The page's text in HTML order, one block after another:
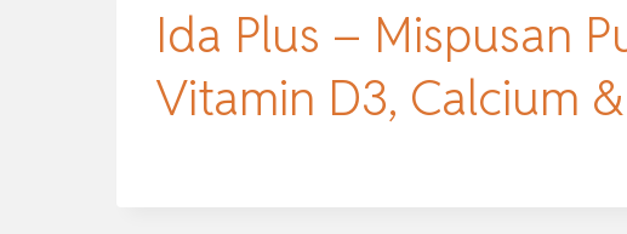
Ida Plus – Mispusan
Vitamin D3, Calcium